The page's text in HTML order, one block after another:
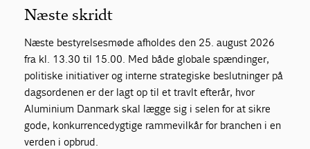
Næste skridt
Næste bestyrelsesmøde afholdes den 25. august 2026
fra kl. 13.30 til 15.00. Med både globale spændinger,
politiske initiativer og interne strategiske beslutninger på
dagsordenen er der lagt op til et travlt efterår, hvor
Aluminium Danmark skal lægge sig i selen for at sikre
gode, konkurrencedygtige rammevilkår for branchen i en
verden i opbrud.